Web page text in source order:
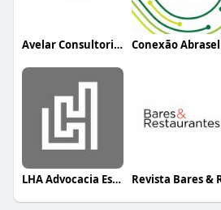
Avelar Consultoria Empresarial Conexão Abrasel
LHA Advocacia Estratégica